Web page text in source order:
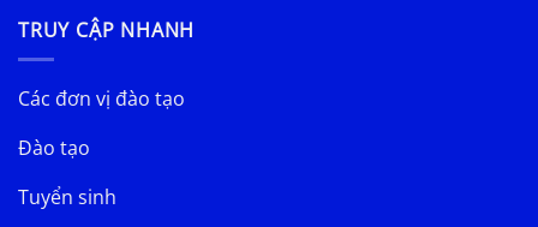
TRUY CẬP NHANH
Các đơn vị đào tạo
Đào tạo
Tuyển sinh